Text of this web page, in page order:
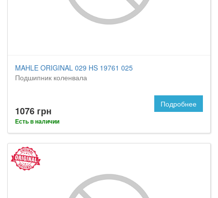
MAHLE ORIGINAL 029 HS 19761 025
Подшипник коленвала
1076 грн
Есть в наличии
Подробнее